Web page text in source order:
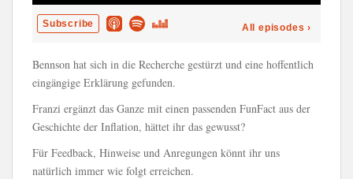
Bennson hat sich in die Recherche gestürzt und eine hoffentlich
eingängige Erklärung gefunden.
Franzi ergänzt das Ganze mit einen passenden FunFact aus der
Geschichte der Inflation, hättet ihr das gewusst?
Für Feedback, Hinweise und Anregungen könnt ihr uns
natürlich immer wie folgt erreichen.